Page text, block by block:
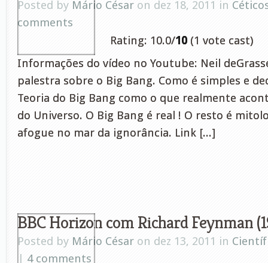
Posted by Mário César on dez 18, 2011 in
comments
Rating: 10.0/10 (1 vote cast)
Informações do vídeo no Youtube: Neil
palestra sobre o Big Bang. Como é simples e
Teoria do Big Bang como o que realmente
do Universo. O Big Bang é real ! O resto é
afogue no mar da ignorância. Link [...]
BBC Horizon com Richard Feynman
Posted by Mário César on dez 13, 2011 in
| 4 comments